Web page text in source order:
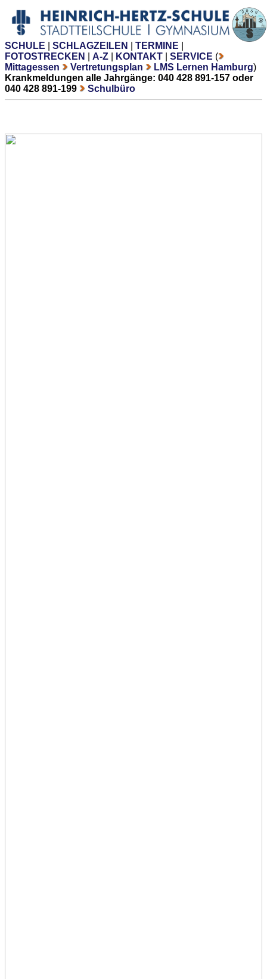
SCHULE SCHLAGZEILEN TERMINE
FOTOSTRECKEN
A-Z KONTAKT SERVICE (
Mittagessen
Vertretungsplan LMS Lernen Hamburg)
Krankmeldungen alle Jahrgänge: 040 428 891-157 oder
040 428 891-199
Schulbüro